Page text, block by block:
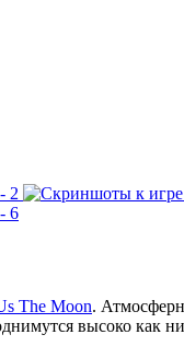
The Moon.
высоко как